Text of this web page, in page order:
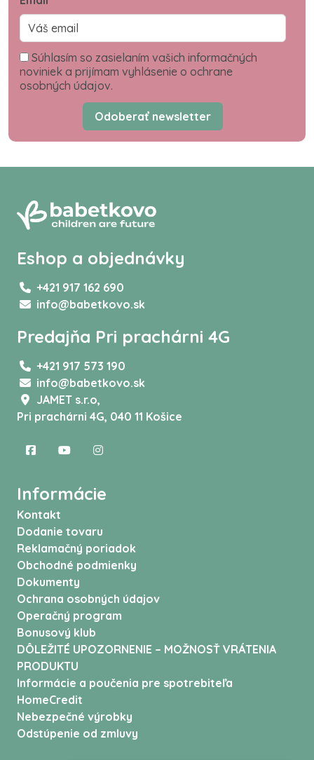
Súhlasím so zasielaním vašich informačných
noviniek a prijímam vyhlásenie o ochrane
osobných údajov.
Odoberať newsletter
Eshop a objednávky
+421 917 162 690
info@babetkovo.sk
Predajňa Pri prachárni 4G
+421 917 573 190
info@babetkovo.sk
JAMET s.r.o,
Pri prachárni 4G, 040 11 Košice
Informácie
Kontakt
Dodanie tovaru
Reklamačný poriadok
Obchodné podmienky
Dokumenty
Ochrana osobných údajov
Operačný program
Bonusový klub
DÔLEŽITÉ UPOZORNENIE – MOŽNOSŤ VRÁTENIA
PRODUKTU
Informácie a poučenia pre spotrebiteľa
HomeCredit
Nebezpečné výrobky
Odstúpenie od zmluvy